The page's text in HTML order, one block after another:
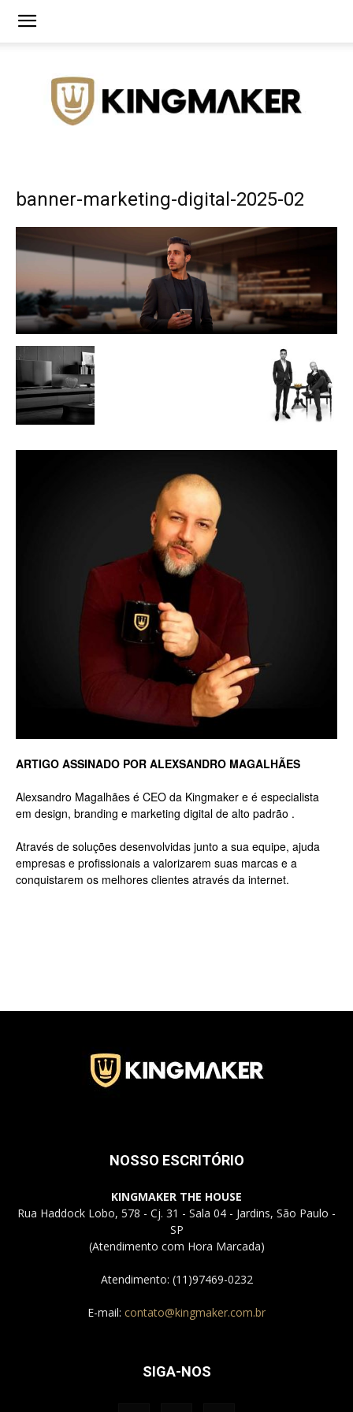
Agência
de
Branding
Alto
Padrão,
Premium
e
Luxo
banner-marketing-digital-2025-02
ARTIGO ASSINADO POR ALEXSANDRO MAGALHÃES
Alexsandro Magalhães é CEO da Kingmaker e é especialista
em design, branding e marketing digital de alto padrão .
Através de soluções desenvolvidas junto a sua equipe, ajuda
empresas e profissionais a valorizarem suas marcas e a
conquistarem os melhores clientes através da internet.
NOSSO ESCRITÓRIO
KINGMAKER THE HOUSE
Rua Haddock Lobo, 578 - Cj. 31 - Sala 04 - Jardins, São Paulo -
SP
(Atendimento com Hora Marcada)
Atendimento: (11)97469-0232
E-mail: contato@kingmaker.com.br
SIGA-NOS